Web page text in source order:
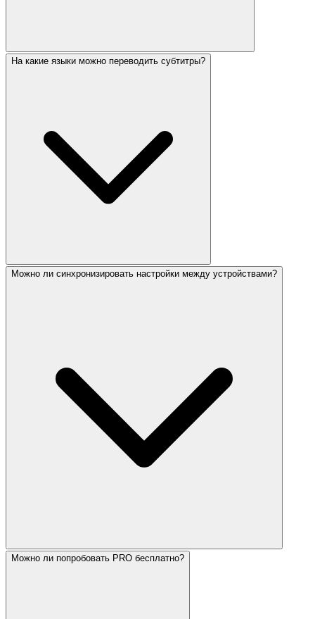
На какие языки можно переводить субтитры?
Можно ли синхронизировать настройки между устройствами?
Можно ли попробовать PRO бесплатно?